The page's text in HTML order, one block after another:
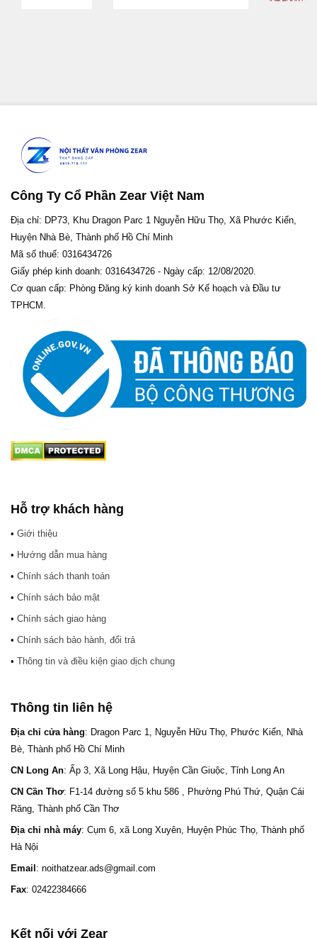
Công Ty Cổ Phần Zear Việt Nam
Địa chỉ: DP73, Khu Dragon Parc 1 Nguyễn Hữu Thọ, Xã Phước Kiển,
Huyện Nhà Bè, Thành phố Hồ Chí Minh
Mã số thuế: 0316434726
Giấy phép kinh doanh: 0316434726 - Ngày cấp: 12/08/2020.
Cơ quan cấp: Phòng Đăng ký kinh doanh Sở Kế hoạch và Đầu tư
TPHCM.
Hỗ trợ khách hàng
• Giới thiệu
• Hướng dẫn mua hàng
• Chính sách thanh toán
• Chính sách bảo mật
• Chính sách giao hàng
• Chính sách bảo hành, đổi trả
• Thông tin và điều kiện giao dịch chung
Thông tin liên hệ
Địa chỉ cửa hàng: Dragon Parc 1, Nguyễn Hữu Thọ, Phước Kiển, Nhà
Bè, Thành phố Hồ Chí Minh
CN Long An: Ấp 3, Xã Long Hậu, Huyện Cần Giuộc, Tỉnh Long An
CN Cần Thơ: F1-14 đường số 5 khu 586 , Phường Phú Thứ, Quận Cái
Răng, Thành phố Cần Thơ
Địa chỉ nhà máy: Cụm 6, xã Long Xuyên, Huyện Phúc Thọ, Thành phố
Hà Nội
Email : noithatzear.ads@gmail.com
Fax: 02422384666
Kết nối với Zear